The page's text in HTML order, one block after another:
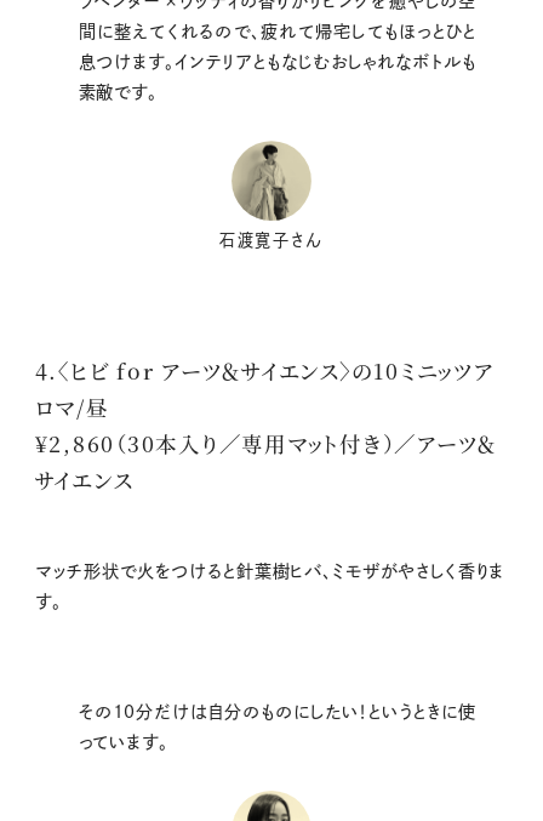
間に整えてくれるので、疲れて帰宅してもほっとひと
息つけます。インテリアともなじむおしゃれなボトルも
素敵です。
石渡寛子さん
4.〈ヒビ for アーツ＆サイエンス〉の10ミニッツア
ロマ/昼
¥2,860（30本入り／専用マット付き）／アーツ＆
サイエンス
マッチ形状で火をつけると針葉樹ヒバ、ミモザがやさしく香りま
す。
その10分だけは自分のものにしたい！というときに使
っています。